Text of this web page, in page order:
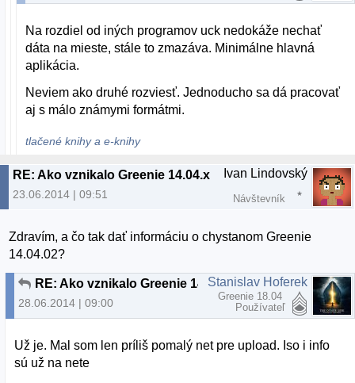
Na rozdiel od iných programov uck nedokáže nechať
dáta na mieste, stále to zmazáva. Minimálne hlavná
aplikácia.
Neviem ako druhé rozviesť. Jednoducho sa dá pracovať
aj s málo známymi formátmi.
tlačené knihy a e-knihy
RE: Ako vznikalo Greenie 14.04.x
23.06.2014 | 09:51
Ivan Lindovský
Návštevník
Zdravím, a čo tak dať informáciu o chystanom Greenie
14.04.02?
RE: Ako vznikalo Greenie 14.04.x
28.06.2014 | 09:00
Stanislav Hoferek
Greenie 18.04
Používateľ
Už je. Mal som len príliš pomalý net pre upload. Iso i info
sú už na nete